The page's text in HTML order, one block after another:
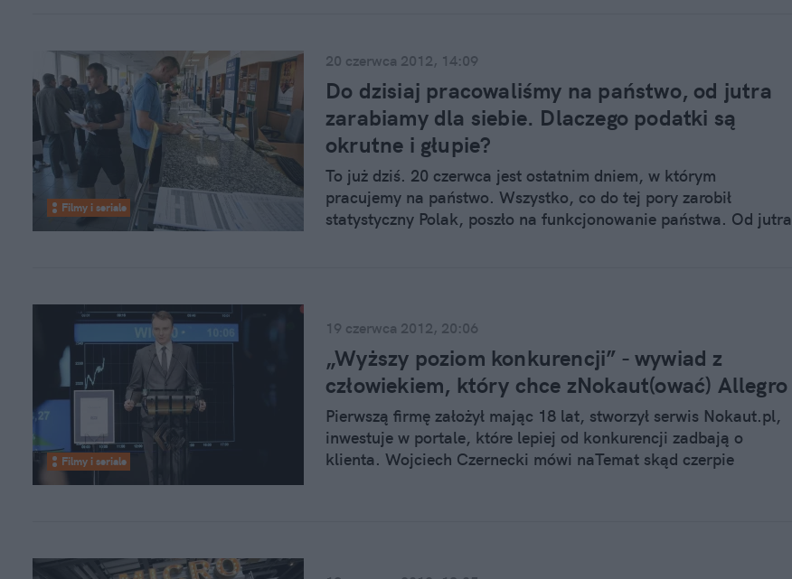
Filmy i seriale
20 czerwca 2012, 14:09
Do dzisiaj pracowaliśmy na państwo, od jutra
zarabiamy dla siebie. Dlaczego podatki są
okrutne i głupie?
To już dziś. 20 czerwca jest ostatnim dniem, w którym
pracujemy na państwo. Wszystko, co do tej pory zarobił
statystyczny Polak, poszło na funkcjonowanie państwa. Od jutra
Filmy i seriale
19 czerwca 2012, 20:06
„Wyższy poziom konkurencji” - wywiad z
człowiekiem, który chce zNokaut(ować) Allegro
Pierwszą firmę założył mając 18 lat, stworzył serwis Nokaut.pl,
inwestuje w portale, które lepiej od konkurencji zadbają o
klienta. Wojciech Czernecki mówi naTemat skąd czerpie